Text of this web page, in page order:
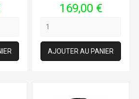
Prix
169,00 €
AJOUTER AU PANIER